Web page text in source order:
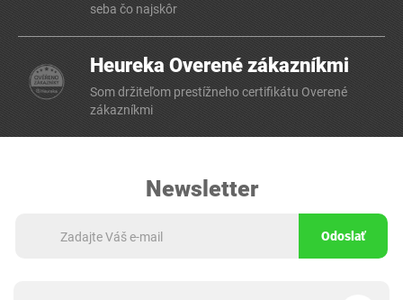
seba čo najskôr
Heureka Overené zákazníkmi
Som držiteľom prestížneho certifikátu Overené
zákazníkmi
Newsletter
Odoslať